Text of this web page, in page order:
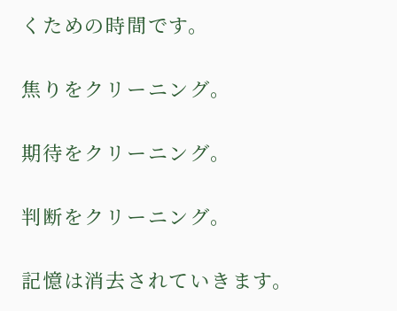
くための時間です。
焦りをクリーニング。
期待をクリーニング。
判断をクリーニング。
記憶は消去されていきます。